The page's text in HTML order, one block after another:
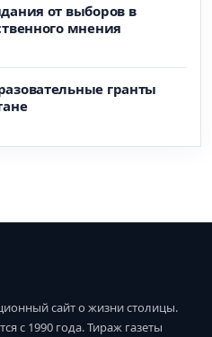
от выборов в
мнения
гранты
сайт о жизни столицы.
с 1990 года. Тираж газеты